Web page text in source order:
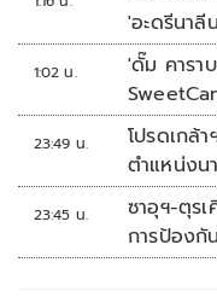
'อะดรีนาลี
1:02 น.
'ดั๊ม คารา
23:49 น.
โปรดเกล้
ตำแหน่งน
'พลตรี'
23:45 น.
ซาอุฯ-ตุร
การป้องกั